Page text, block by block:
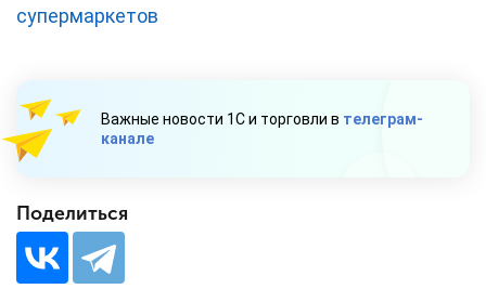
супермаркетов
Важные новости 1С и торговли в телеграм-
канале
Поделиться